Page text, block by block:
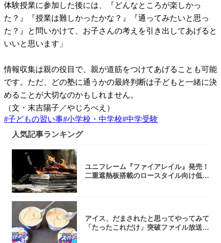
体験授業に参加した後には、『どんなところが楽しかっ
た？』『授業は難しかったかな？』『通ってみたいと思っ
た？』と問いかけて、お子さんの考えを引き出してあげると
いいと思います」
情報収集は親の役目で、親が道筋をつけてあげることも可能
です。ただ、どの塾に通うかの最終判断は子どもと一緒に決
めることが大切なのかもしれません。
（文・末吉陽子／やじろべえ）
#子どもの習い事#小学校・中学校#中学受験
人気記事ランキング
ユニフレーム『ファイアレイル』発売！
二重遮熱板搭載のロースタイル向け低型
アイス、だまされたと思ってやってみて
「たったこれだけ」突破ファイル放送で